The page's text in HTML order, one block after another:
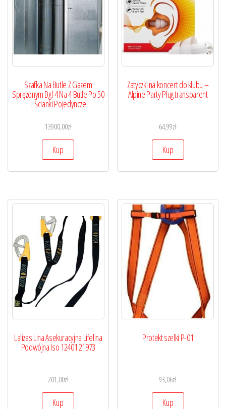
Szafka Na Butle Z Gazem
Sprężonym Dgf 4 Na 4 Butle Po 50
L Ścianki Pojedyncze
13900,00zł
Kup
Zatyczki na koncert do klubu –
Alpine Party Plug transparent
64,99zł
Kup
Lalizas Lina Asekuracyjna Lifelina
Podwójna Iso 12401 21973
201,00zł
Kup
Protekt szelki P-01
93,06zł
Kup